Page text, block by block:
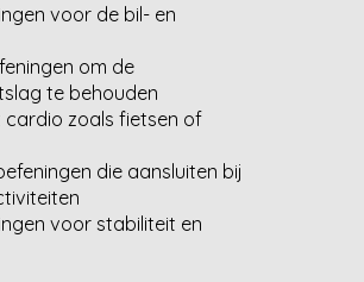
voor de bil- en
om de
te behouden
zoals fietsen of
die aansluiten bij
voor stabiliteit en